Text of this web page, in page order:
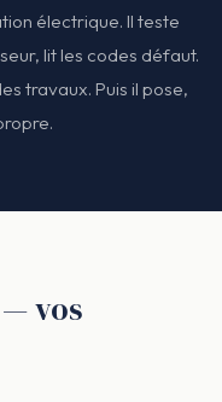
électrique. Il teste
lit les codes défaut.
travaux. Puis il pose,
vos